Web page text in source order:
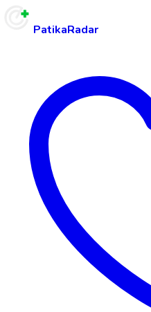
PatikaRadar